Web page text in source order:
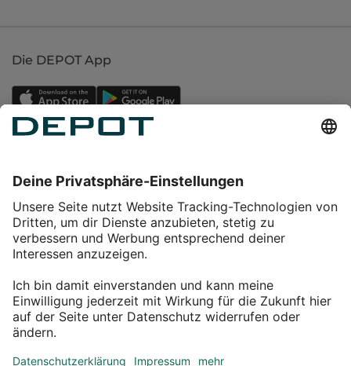
Die DEPOT App
Service
Über DEPOT
Kontakt